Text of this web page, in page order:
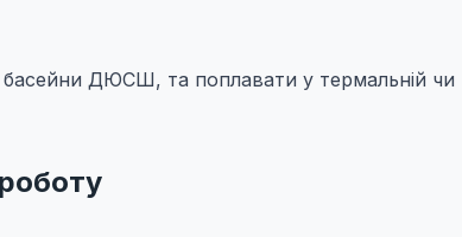
басейни ДЮСШ, та поплавати у термальній чи